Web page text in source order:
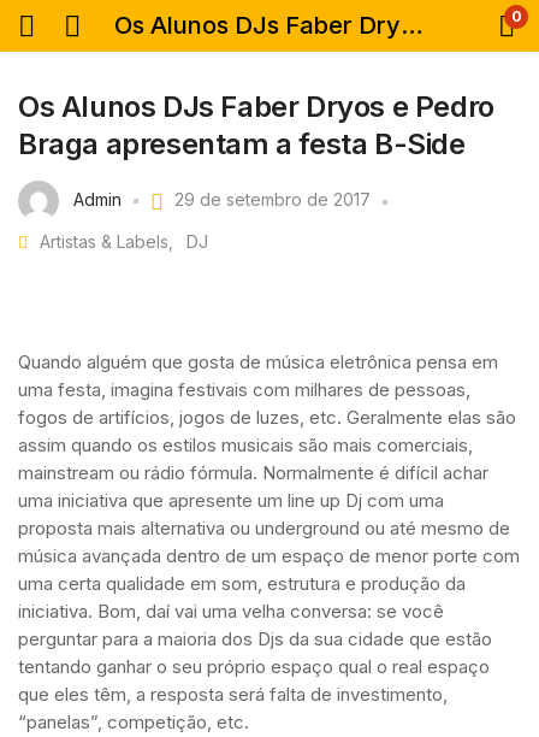
Os Alunos DJs Faber Dryos e Pedro Braga apresentam a festa B-Side 0
Os Alunos DJs Faber Dryos e Pedro
Braga apresentam a festa B-Side
Admin 29 de setembro de 2017
Artistas & Labels DJ
Quando alguém que gosta de música eletrônica pensa em
uma festa, imagina festivais com milhares de pessoas,
fogos de artifícios, jogos de luzes, etc. Geralmente elas são
assim quando os estilos musicais são mais comerciais,
mainstream ou rádio fórmula. Normalmente é difícil achar
uma iniciativa que apresente um line up Dj com uma
proposta mais alternativa ou underground ou até mesmo de
música avançada dentro de um espaço de menor porte com
uma certa qualidade em som, estrutura e produção da
iniciativa. Bom, daí vai uma velha conversa: se você
perguntar para a maioria dos Djs da sua cidade que estão
tentando ganhar o seu próprio espaço qual o real espaço
que eles têm, a resposta será falta de investimento,
“panelas”, competição, etc.